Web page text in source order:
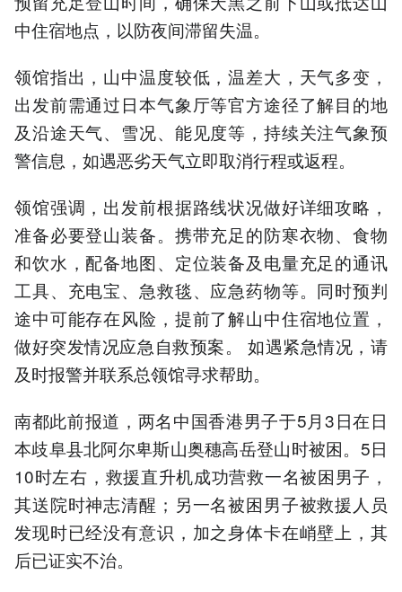
中住宿地点，以防夜间滞留失温。
领馆指出，山中温度较低，温差大，天气多变，
出发前需通过日本气象厅等官方途径了解目的地
及沿途天气、雪况、能见度等，持续关注气象预
警信息，如遇恶劣天气立即取消行程或返程。
领馆强调，出发前根据路线状况做好详细攻略，
准备必要登山装备。携带充足的防寒衣物、食物
和饮水，配备地图、定位装备及电量充足的通讯
工具、充电宝、急救毯、应急药物等。同时预判
途中可能存在风险，提前了解山中住宿地位置，
做好突发情况应急自救预案。 如遇紧急情况，请
及时报警并联系总领馆寻求帮助。
南都此前报道，两名中国香港男子于5月3日在日
本歧阜县北阿尔卑斯山奥穗高岳登山时被困。5日
10时左右，救援直升机成功营救一名被困男子，
其送院时神志清醒；另一名被困男子被救援人员
发现时已经没有意识，加之身体卡在峭壁上，其
后已证实不治。